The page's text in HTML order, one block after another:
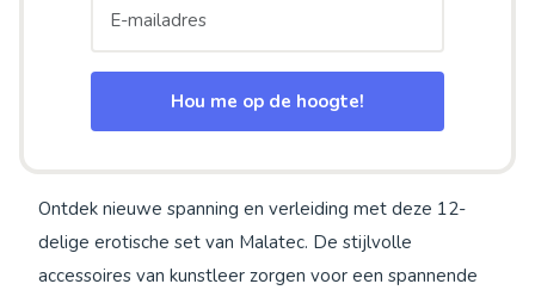
Hou me op de hoogte!
Ontdek nieuwe spanning en verleiding met deze 12-
delige erotische set van Malatec. De stijlvolle
accessoires van kunstleer zorgen voor een spannende